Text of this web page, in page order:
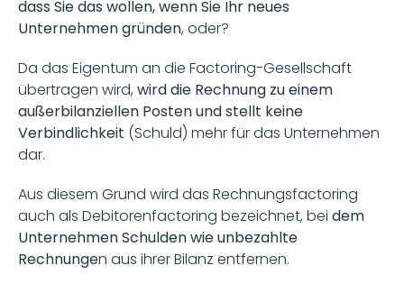
dass Sie das wollen, wenn Sie Ihr neues
Unternehmen gründen, oder?
Da das Eigentum an die Factoring-Gesellschaft
übertragen wird, wird die Rechnung zu einem
außerbilanziellen Posten und stellt keine
Verbindlichkeit (Schuld) mehr für das Unternehmen
dar.
Aus diesem Grund wird das Rechnungsfactoring
auch als Debitorenfactoring bezeichnet, bei dem
Unternehmen Schulden wie unbezahlte
Rechnungen aus ihrer Bilanz entfernen.